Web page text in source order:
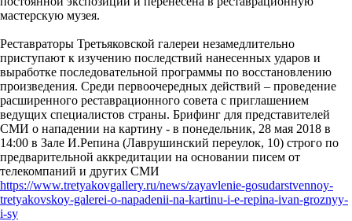
мастерскую музея.
Реставраторы Третьяковской галереи незамедлительно
приступают к изучению последствий нанесенных ударов и
выработке последовательной программы по восстановлению
произведения. Среди первоочередных действий – проведение
расширенного реставрационного совета с приглашением
ведущих специалистов страны. Брифинг для представителей
СМИ о нападении на картину - в понедельник, 28 мая 2018 в
14:00 в Зале И.Репина (Лаврушинский переулок, 10) строго по
предварительной аккредитации на основании писем от
телекомпаний и других СМИ
https://www.tretyakovgallery.ru/news/zayavlenie-gosudarstvennoy-
tretyakovskoy-galerei-o-napadenii-na-kartinu-i-e-repina-ivan-groznyy-
i-sy